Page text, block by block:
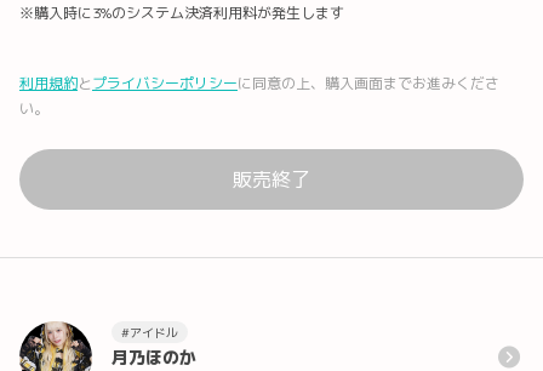
※購入時に3%のシステム決済利用料が発生します
利用規約とプライバシーポリシーに同意の上、購入画面までお進みくださ
い。
販売終了
#アイドル
月乃ほのか